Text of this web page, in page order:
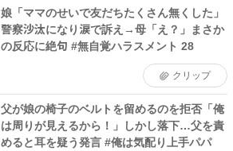
娘「ママのせいで友だちたくさん無くした」
警察沙汰になり涙で訴え→母「え？」まさか
の反応に絶句 #無自覚ハラスメント 28
クリップ
父が娘の椅子のベルトを留めるのを拒否「俺
は周りが見えるから！」しかし落下…父を責
めると耳を疑う発言 #俺は気配り上手パパ